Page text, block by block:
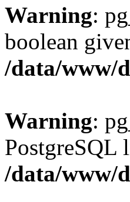
Warning:
boolean
/data/www/
Warning:
PostgreSQL
/data/www/